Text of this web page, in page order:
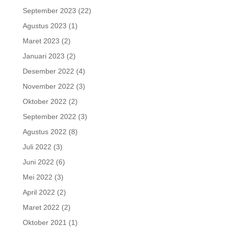
September 2023 (22)
Agustus 2023 (1)
Maret 2023 (2)
Januari 2023 (2)
Desember 2022 (4)
November 2022 (3)
Oktober 2022 (2)
September 2022 (3)
Agustus 2022 (8)
Juli 2022 (3)
Juni 2022 (6)
Mei 2022 (3)
April 2022 (2)
Maret 2022 (2)
Oktober 2021 (1)